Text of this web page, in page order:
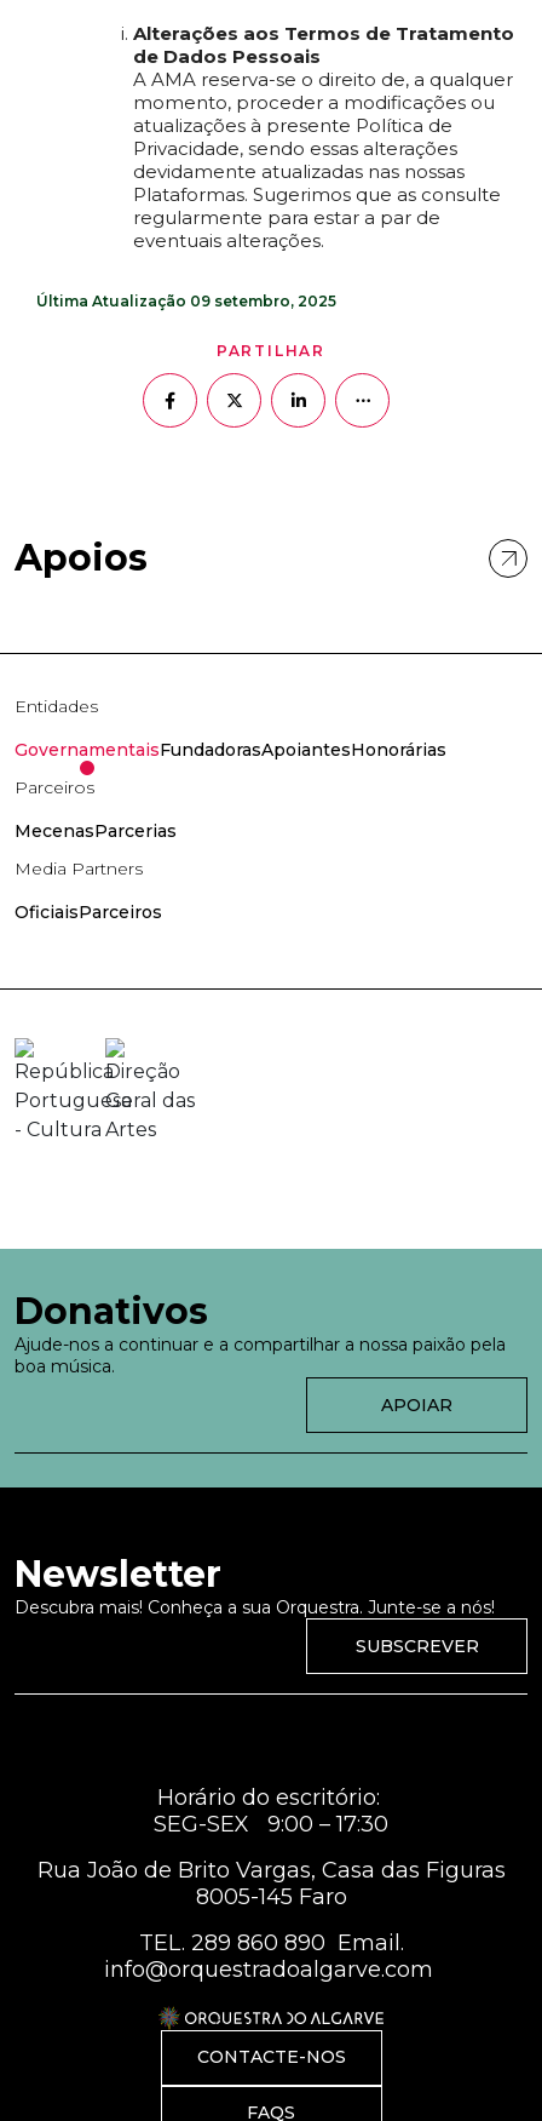
Alterações aos Termos de Tratamento
de Dados Pessoais
A AMA reserva-se o direito de, a qualquer
momento, proceder a modificações ou
atualizações à presente Política de
Privacidade, sendo essas alterações
devidamente atualizadas nas nossas
Plataformas. Sugerimos que as consulte
regularmente para estar a par de
eventuais alterações.
Última Atualização 09 setembro, 2025
PARTILHAR
Apoios
Entidades
GovernamentaisFundadorasApoiantesHonorárias
Parceiros
MecenasParcerias
Media Partners
OficiaisParceiros
Donativos
Ajude-nos a continuar e a compartilhar a nossa paixão pela
boa música.
APOIAR
Newsletter
Descubra mais! Conheça a sua Orquestra. Junte-se a nós!
SUBSCREVER
Horário do escritório:
SEG-SEX 9:00 – 17:30
Rua João de Brito Vargas, Casa das Figuras
8005-145 Faro
TEL. 289 860 890 Email.
info@orquestradoalgarve.com
CONTACTE-NOS
FAQS